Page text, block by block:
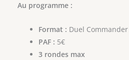
Au programme :
Format : Duel Commander
PAF : 5€
3 rondes max